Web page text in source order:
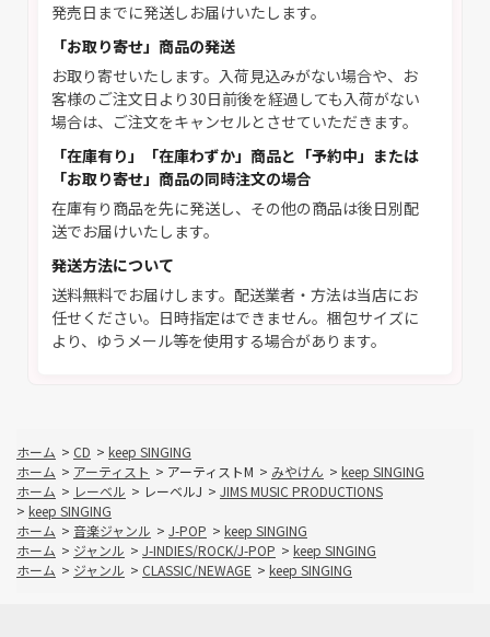
発売日までに発送しお届けいたします。
「お取り寄せ」商品の発送
お取り寄せいたします。入荷見込みがない場合や、お
客様のご注文日より30日前後を経過しても入荷がない
場合は、ご注文をキャンセルとさせていただきます。
「在庫有り」「在庫わずか」商品と「予約中」または
「お取り寄せ」商品の同時注文の場合
在庫有り商品を先に発送し、その他の商品は後日別配
送でお届けいたします。
発送方法について
送料無料でお届けします。配送業者・方法は当店にお
任せください。日時指定はできません。梱包サイズに
より、ゆうメール等を使用する場合があります。
ホーム > CD > keep SINGING
ホーム > アーティスト > アーティストM > みやけん > keep SINGING
ホーム > レーベル > レーベルJ > JIMS MUSIC PRODUCTIONS
> keep SINGING
ホーム > 音楽ジャンル > J-POP > keep SINGING
ホーム > ジャンル > J-INDIES/ROCK/J-POP > keep SINGING
ホーム > ジャンル > CLASSIC/NEWAGE > keep SINGING